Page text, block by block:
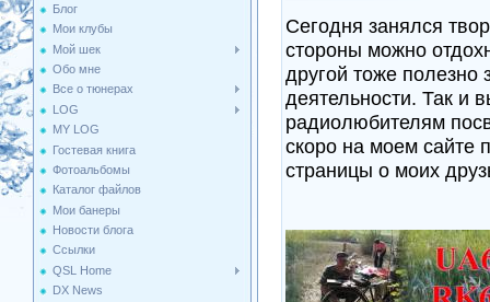
Блог
Мои клубы
Мой шек
Обо мне
Все о тюнерах
LOG
MY LOG
Гостевая книга
Фотоальбомы
Каталог файлов
Мои банеры
Новости блога
Ссылки
QSL Home
DX News
Сегодня занялся
стороны можно
другой тоже полезно
деятельности. Так и
радиолюбителям
скоро на моем сайте
страницы о моих